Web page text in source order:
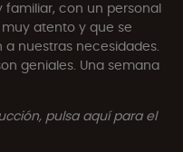
familiar, con un personal
atento y que se
nuestras necesidades.
geniales. Una semana
pulsa aquí para el